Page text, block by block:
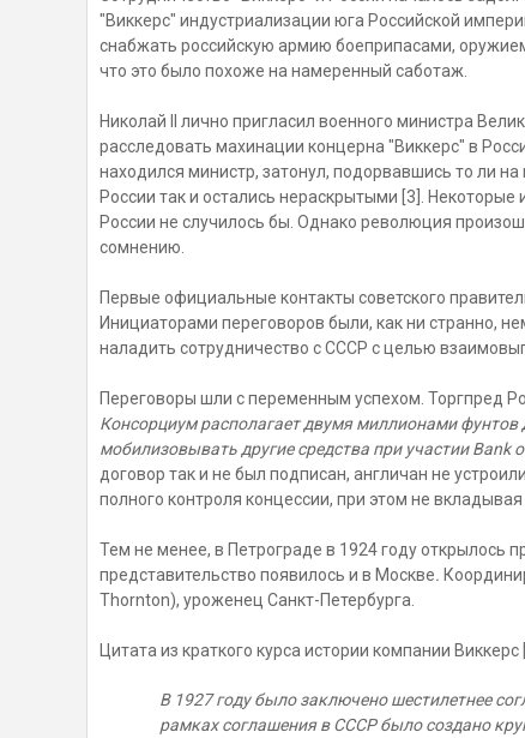
"Виккерс" индустриализации юга Российской
снабжать российскую армию боеприпасами,
что это было похоже на намеренный саботаж.
Николай II лично пригласил военного министра
расследовать махинации концерна "Виккерс" в
находился министр, затонул, подорвавшись то ли
России так и остались нераскрытыми [3].
России не случилось бы. Однако революция
сомнению.
Первые официальные контакты советского
Инициаторами переговоров были, как ни странно,
наладить сотрудничество с СССР с целью
Переговоры шли с переменным успехом. Торгпред
Консорциум располагает двумя миллионами
мобилизовывать другие средства при участии Bank
договор так и не был подписан, англичан не
полного контроля концессии, при этом не вкладывая
Тем не менее, в Петрограде в 1924 году открылось
представительство появилось и в Москве.
Thornton), уроженец Санкт-Петербурга.
Цитата из краткого курса истории компании Виккерс
В 1927 году было заключено шестилетнее
рамках соглашения в СССР было создано